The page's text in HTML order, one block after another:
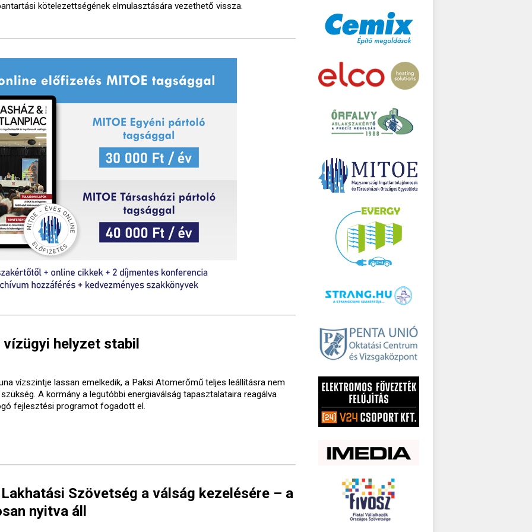
kötelezettségének elmulasztására vezethető vissza.
helyzet stabil
vízszintje lassan emelkedik, a Paksi Atomerőmű teljes leállításra nem
A kormány a legutóbbi energiaválság tapasztalataira reagálva
fejlesztési programot fogadott el.
Szövetség a válság kezelésére – a
nyitva áll